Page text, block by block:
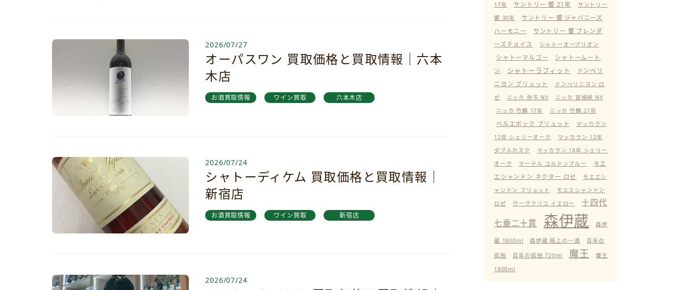
2026/07/27
オーパスワン 買取価格と買取情報｜六本
木店
お酒買取情報 ワイン買取 六本木店
2026/07/24
シャトーディケム 買取価格と買取情報｜
新宿店
お酒買取情報 ワイン買取 新宿店
2026/07/24
17年
サントリー 響 21年
サントリー
響 30年
サントリー 響 ジャパニーズ
ハーモニー
サントリー 響 ブレンダ
ーズチョイス
シャトーオーブリオン
シャトーマルゴー
シャトームート
ン
シャトーラフィット
ドンペリ
ニヨン ブリュット
ドンペリニヨン ロ
ゼ
ニッカ 余市 NV
ニッカ 宮城峡 NV
ニッカ 竹鶴 17年
ニッカ 竹鶴 21年
ベルエポック ブリュット
マッカラン
12年 シェリーオーク
マッカラン 12年
ダブルカスク
マッカラン 18年 シェリー
オーク
マーテル コルドンブルー
モエ
エシャンドン ネクター ロゼ
モエエシ
ャンドン ブリュット
モエエシャンドン
ロゼ
ヴーヴクリコ イエロー
十四代
七垂二十貫
森伊蔵 森伊
蔵 1800ml 森伊蔵 極上の一滴 百年の
孤独 百年の孤独 720ml 魔王
魔王
1800ml